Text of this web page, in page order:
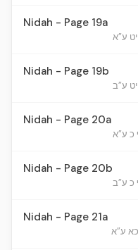
Nidah - Page 19a
Nidah - Page 19b
Nidah - Page 20a
Nidah - Page 20b
Nidah - Page 21a